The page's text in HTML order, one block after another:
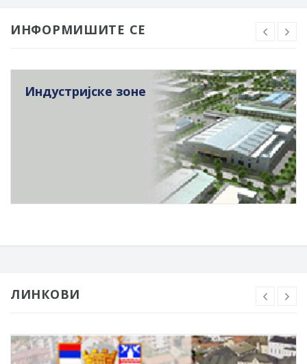
ИНФОРМИШИТЕ СЕ
Индустријске зоне
ЛИНКОВИ